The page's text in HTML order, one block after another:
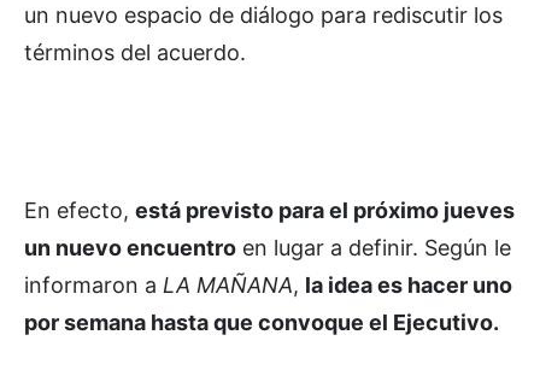
un nuevo espacio de diálogo para rediscutir los
términos del acuerdo.
En efecto, está previsto para el próximo jueves
un nuevo encuentro en lugar a definir. Según le
informaron a LA MAÑANA, la idea es hacer uno
por semana hasta que convoque el Ejecutivo.